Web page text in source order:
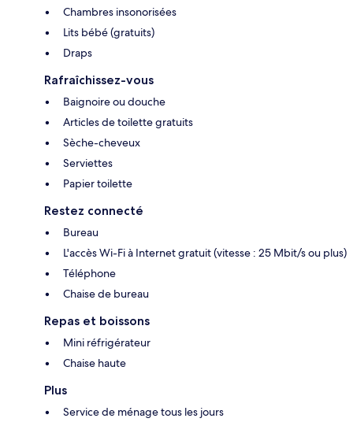
Chambres insonorisées
Lits bébé (gratuits)
Draps
Rafraîchissez-vous
Baignoire ou douche
Articles de toilette gratuits
Sèche-cheveux
Serviettes
Papier toilette
Restez connecté
Bureau
L'accès Wi-Fi à Internet gratuit (vitesse : 25 Mbit/s ou plus)
Téléphone
Chaise de bureau
Repas et boissons
Mini réfrigérateur
Chaise haute
Plus
Service de ménage tous les jours